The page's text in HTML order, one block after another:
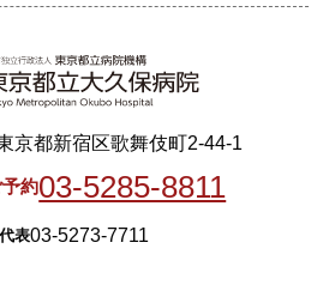
京都新宿区歌舞伎町2-44-1
約03-5285-8811
代表03-5273-7711